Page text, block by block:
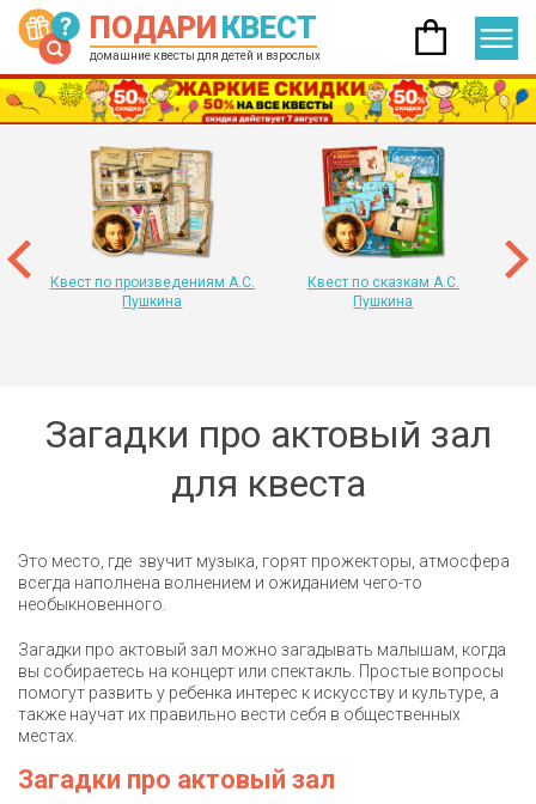
ПОДАРИКВЕСТ
домашние квесты для детей и взрослых
Квест по произведениям А.С.
Пушкина
Квест по сказкам А.С.
Пушкина
Загадки про актовый зал
для квеста
Это место, где звучит музыка, горят прожекторы, атмосфера
всегда наполнена волнением и ожиданием чего-то
необыкновенного.
Загадки про актовый зал можно загадывать малышам, когда
вы собираетесь на концерт или спектакль. Простые вопросы
помогут развить у ребенка интерес к искусству и культуре, а
также научат их правильно вести себя в общественных
местах.
Загадки про актовый зал